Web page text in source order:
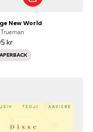
New World
kr